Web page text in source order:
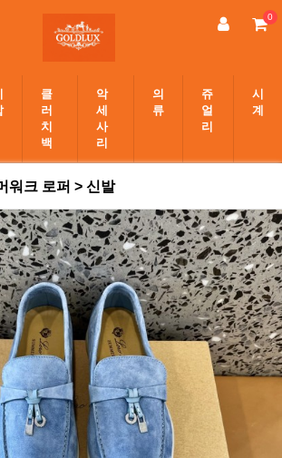
0
클
러
치
백
악
세
사
리
의
류
쥬
얼
리
시
계
워크 로퍼 > 신발